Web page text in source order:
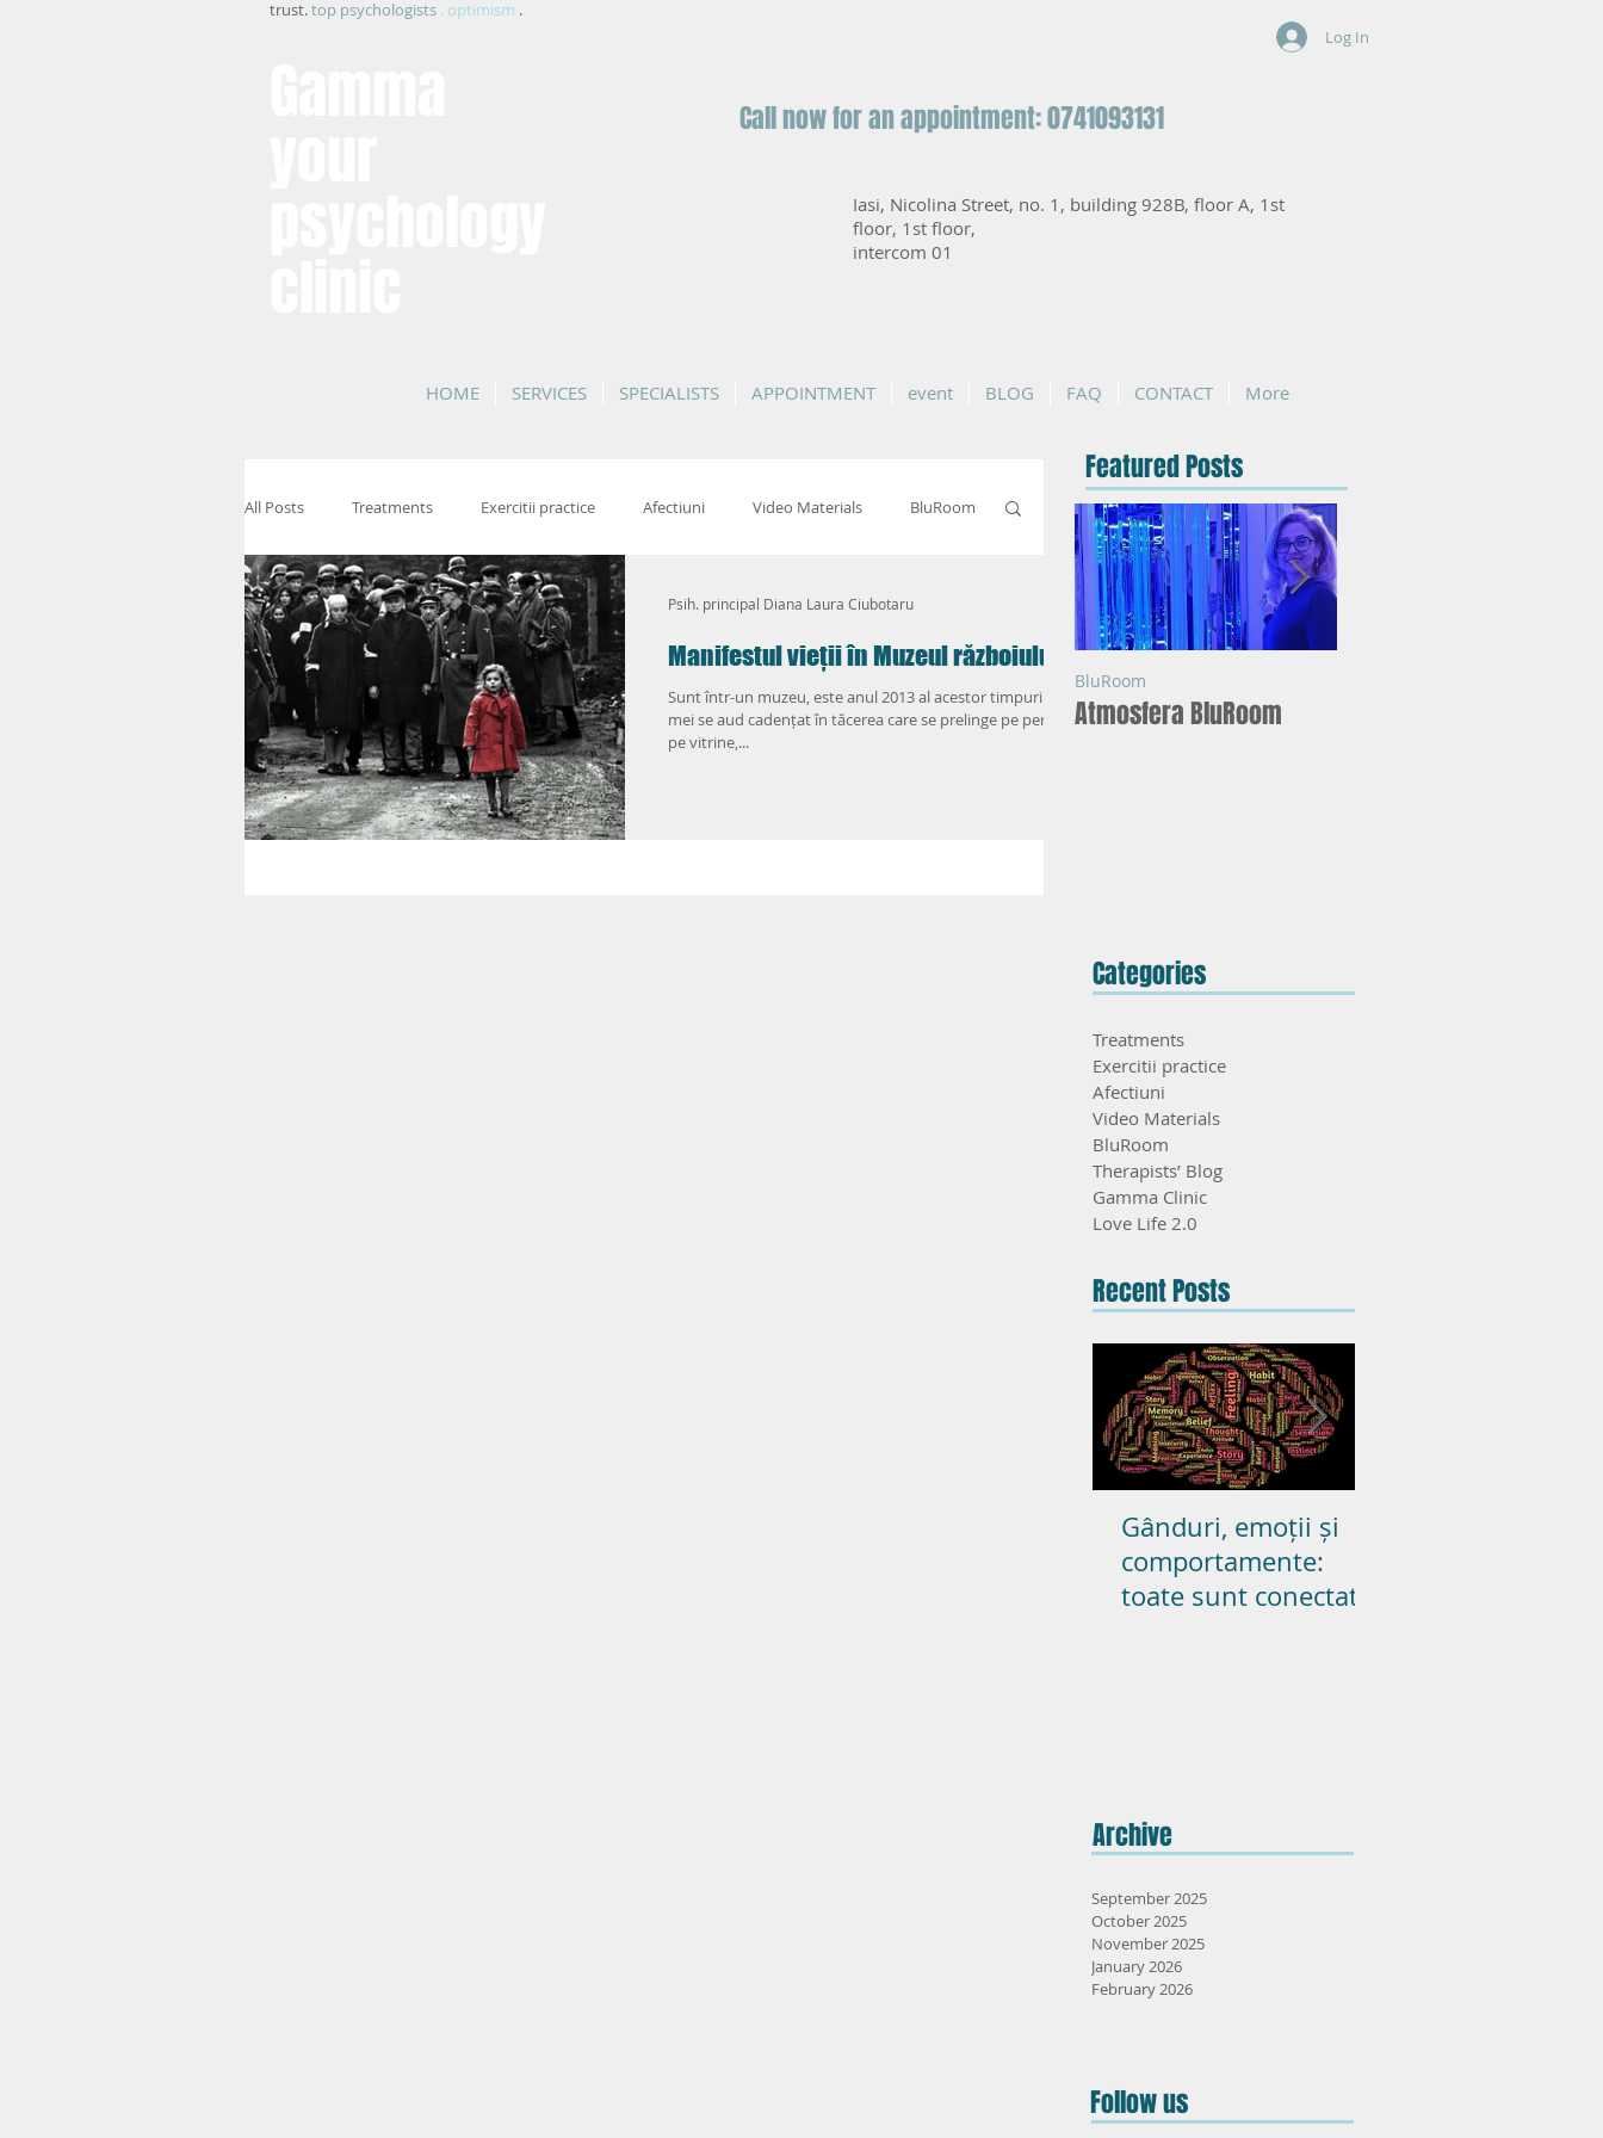
trust.top psychologists . optimism .
Log In
Call now for an appointment: 0741093131
Iasi, Nicolina Street, no. 1, building 928B, floor A, 1st
floor, 1st floor,
intercom 01
HOME SERVICES SPECIALISTS APPOINTMENT event BLOG FAQ CONTACT More
All Posts Treatments Exercitii practice Afectiuni Video Materials BluRoom
Therapists’ Blog Gamma Clinic Love Life 2.0
Manifestul vieții în Muzeul războiului
Sunt într-un muzeu, este anul 2013 al acestor timpuri. Pașii
mei se aud cadențat în tăcerea care se prelinge pe pereți,
pe vitrine,...
Psih. principal Diana Laura Ciubotaru
Featured Posts
Atmosfera BluRoom
BluRoom
Categories
Treatments
Exercitii practice
Afectiuni
Video Materials
BluRoom
Therapists’ Blog
Gamma Clinic
Love Life 2.0
Recent Posts
Gânduri, emoții și
comportamente:
toate sunt conectate
Archive
September 2025
October 2025
November 2025
January 2026
February 2026
Follow us